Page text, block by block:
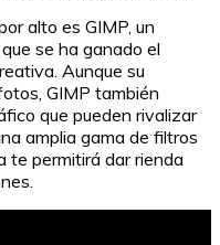
alto es GIMP, un
se ha ganado el
Aunque su
GIMP también
que pueden rivalizar
amplia gama de filtros
permitirá dar rienda